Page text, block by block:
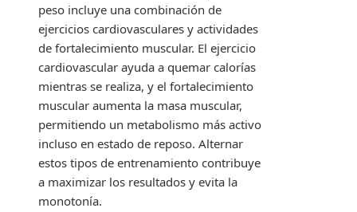
peso incluye una combinación de
ejercicios cardiovasculares y actividades
de fortalecimiento muscular. El ejercicio
cardiovascular ayuda a quemar calorías
mientras se realiza, y el fortalecimiento
muscular aumenta la masa muscular,
permitiendo un metabolismo más activo
incluso en estado de reposo. Alternar
estos tipos de entrenamiento contribuye
a maximizar los resultados y evita la
monotonía.